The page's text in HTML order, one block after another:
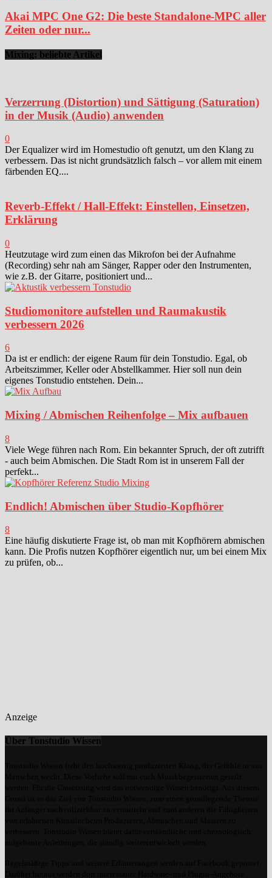
Akai MPC One G2: Die beste Standalone-MPC aller
Zeiten oder nur...
Mixing: beliebte Artikel
Verzerrung (Distortion) und Sättigung (Saturation)
in der Musik (Audio) anwenden
0
Der Equalizer wird im Homestudio oft genutzt, um den Klang zu
verbessern. Das ist nicht grundsätzlich falsch – vor allem mit einem
färbenden EQ....
Reverb-Effekt / Hall-Effekt: Einstellen, Einsetzen,
Erklärung
0
Heutzutage wird zum einen das Mikrofon bei der Aufnahme
(Recording) sehr nah am Sänger, Rapper oder den Instrumenten,
wie z.B. der Gitarre, positioniert und...
Studiomonitore aufstellen und Raumakustik
verbessern 2026
6
Da ist er endlich: der eigene Raum für dein Tonstudio. Egal, ob
Arbeitszimmer, Keller oder Abstellkammer. Hier soll nun dein
eigenes Tonstudio entstehen. Dein...
Mixing / Abmischen Reihenfolge – Mix aufbauen
8
Viele Wege führen nach Rom. Ein bekannter Spruch, der oft zutrifft
- auch beim Abmischen. Die Stadt Rom ist in unserem Fall der
perfekt...
Endlich! Abmischen über Studio-Kopfhörer
8
Eine häufig diskutierte Frage ist, ob man mit Kopfhörern abmischen
kann. Die Profis nutzen Kopfhörer eigentlich nur, um bei einem Mix
zu prüfen, ob...
Anzeige
Über Tonstudio Wissen